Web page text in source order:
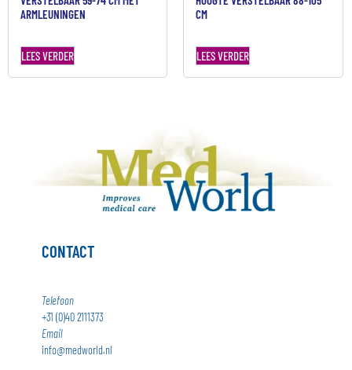
ARMLEUNINGEN
LEES VERDER
CM
LEES VERDER
CONTACT
Telefoon
+31 (0)40 2111373
Email
info@medworld.nl